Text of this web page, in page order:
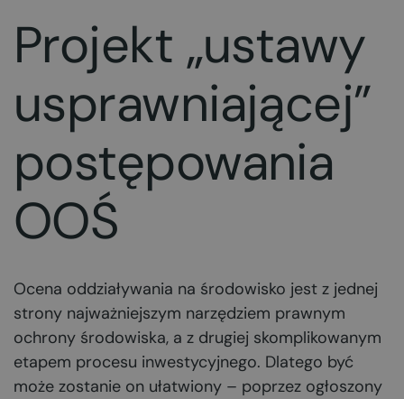
Projekt „ustawy
usprawniającej”
postępowania
OOŚ
Ocena oddziaływania na środowisko jest z jednej
strony najważniejszym narzędziem prawnym
ochrony środowiska, a z drugiej skomplikowanym
etapem procesu inwestycyjnego. Dlatego być
może zostanie on ułatwiony – poprzez ogłoszony